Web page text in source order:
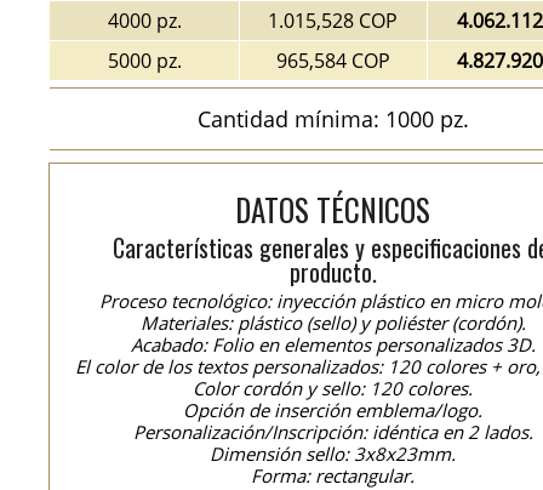
4000 pz.
1.015,528 COP
5000 pz.
965,584 COP
Cantidad mínima: 1000 pz.
DATOS TÉCNICOS
Características generales y especificaciones
producto.
Proceso tecnológico: inyección plástico en micro
Materiales: plástico (sello) y poliéster (cordón).
Acabado: Folio en elementos personalizados 3D.
El color de los textos personalizados: 120 colores +
Color cordón y sello: 120 colores.
Opción de inserción emblema/logo.
Personalización/Inscripción: idéntica en 2 lados.
Dimensión sello: 3x8x23mm.
Forma: rectangular.